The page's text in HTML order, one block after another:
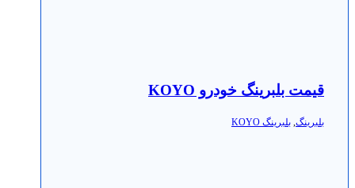
قیمت بلبرینگ خودرو KOYO
بلبرینگ, بلبرینگ KOYO